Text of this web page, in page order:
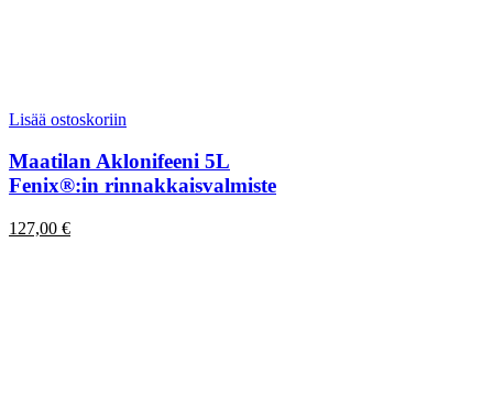
Lisää ostoskoriin
Maatilan Aklonifeeni 5L
Fenix®:in rinnakkaisvalmiste
127,00 €